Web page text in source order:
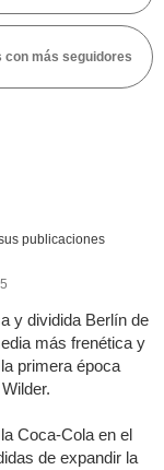
con más seguidores
publicaciones
y dividida Berlín de
más frenética y
primera época
Coca-Cola en el
de expandir la